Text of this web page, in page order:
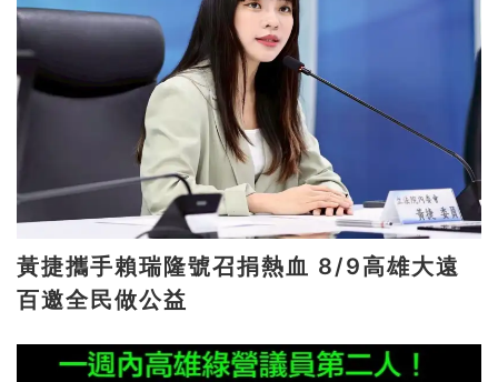
黃捷攜手賴瑞隆號召捐熱血 8/9高雄大遠
百邀全民做公益